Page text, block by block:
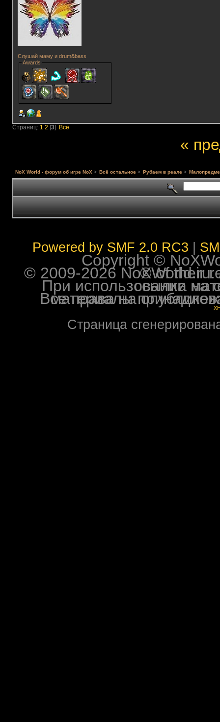
Слушай маму и drum&bass
Awards
Страниц: 1 2 [3] Все
«
NoX World - форум об игре NoX > Всё остальное > Рубаем в реале >
Powered by SMF 2.0 RC3
Copyright ©
© 2009-2026 NoXWorld.ru. All
При использовании
Все права на опубликованные на форуме
Страница